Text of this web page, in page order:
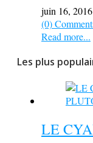
juin 16, 2016
(0)
Read more...
Les plus
LE